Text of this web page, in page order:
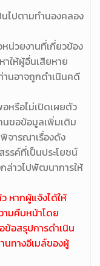
ไปตามทำนองคลอง
น่วยงานที่เกี่ยวข้อง
ให้ผู้อื่นเสียหาย
านอาจถูกดำเนินคดี
หรือไม่เปิดเผยตัว
นขอข้อมูลเพิ่มเติม
จารณาเรื่องดัง
รรค์ที่เป็นประโยชน์
ล่าวไปพัฒนาการให้
หากผู้แจ้งได้ให้
ามคืบหน้าโดย
อสรุปการดำเนิน
นทางอีเมล์ของผู้